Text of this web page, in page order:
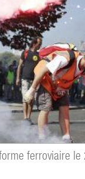
ferroviaire